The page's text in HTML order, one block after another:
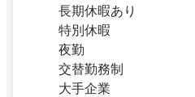
長期休暇あり
特別休暇
夜勤
交替勤務制
大手企業